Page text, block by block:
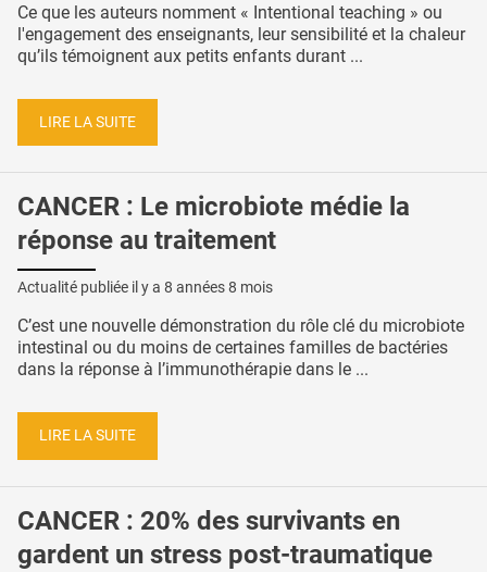
Ce que les auteurs nomment « Intentional teaching » ou
l'engagement des enseignants, leur sensibilité et la chaleur
qu’ils témoignent aux petits enfants durant ...
LIRE LA SUITE
CANCER : Le microbiote médie la
réponse au traitement
Actualité publiée il y a 8 années 8 mois
C’est une nouvelle démonstration du rôle clé du microbiote
intestinal ou du moins de certaines familles de bactéries
dans la réponse à l’immunothérapie dans le ...
LIRE LA SUITE
CANCER : 20% des survivants en
gardent un stress post-traumatique